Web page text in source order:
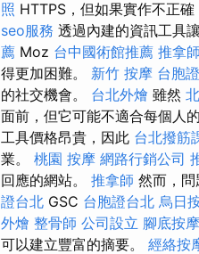
照 HTTPS，但如果實作不正
seo服務 透過內建的資訊工具
薦 Moz 台中國術館推薦 推拿師
得更加困難。 新竹 按摩 台胞
的社交機會。 台北外燴 雖然
面前，但它可能不適合每個人
工具價格昂貴，因此 台北撥筋
業。 桃園 按摩 網路行銷公司
回應的網站。 推拿師 然而，
證台北 GSC 台胞證台北 烏日
外燴 整骨師 公司設立 腳底按
可以建立豐富的摘要。 經絡按